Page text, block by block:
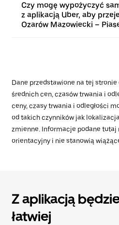
Czy mogę wypożyczyć
z aplikacją Uber, aby
Ozarów Mazowiecki –
Dane przedstawione na tej
średnich cen, czasów trwania i
ceny, czasy trwania i odległości
od takich czynników jak
zmienne. Informacje podane tutaj
orientacyjny i nie stanowią
Z aplikacją
łatwiej